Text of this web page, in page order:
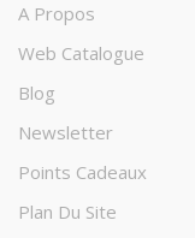
A Propos
Web Catalogue
Blog
Newsletter
Points Cadeaux
Plan Du Site